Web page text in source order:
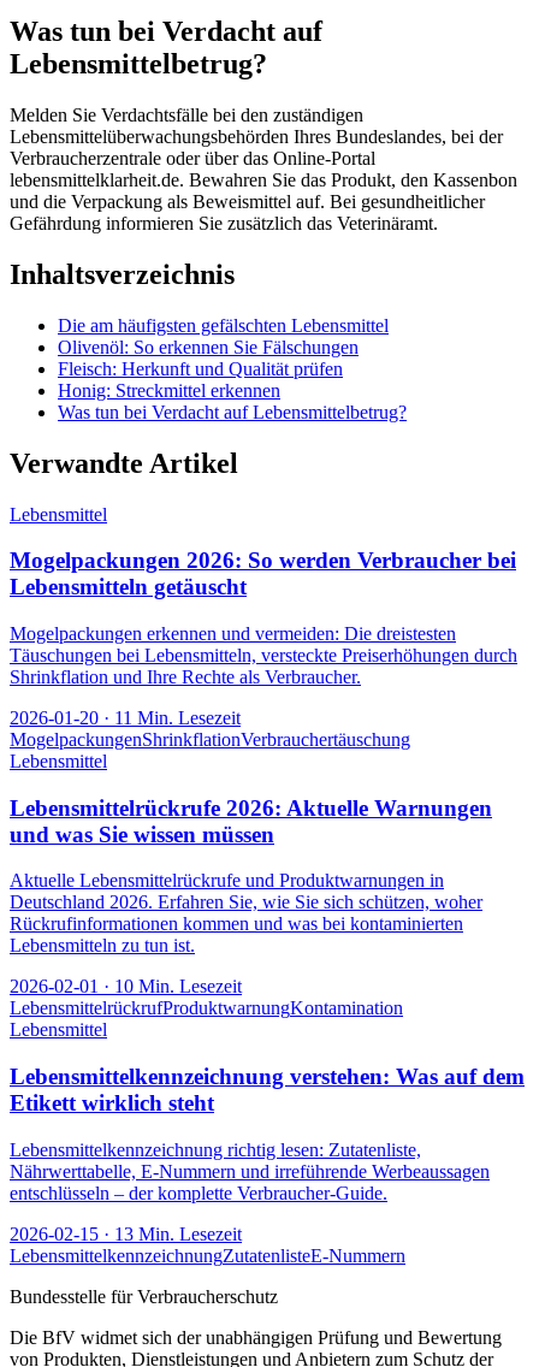
Was tun bei Verdacht auf
Lebensmittelbetrug?
Melden Sie Verdachtsfälle bei den zuständigen
Lebensmittelüberwachungsbehörden Ihres Bundeslandes, bei der
Verbraucherzentrale oder über das Online-Portal
lebensmittelklarheit.de. Bewahren Sie das Produkt, den Kassenbon
und die Verpackung als Beweismittel auf. Bei gesundheitlicher
Gefährdung informieren Sie zusätzlich das Veterinäramt.
Inhaltsverzeichnis
Die am häufigsten gefälschten Lebensmittel
Olivenöl: So erkennen Sie Fälschungen
Fleisch: Herkunft und Qualität prüfen
Honig: Streckmittel erkennen
Was tun bei Verdacht auf Lebensmittelbetrug?
Verwandte Artikel
Lebensmittel
Mogelpackungen 2026: So werden Verbraucher bei
Lebensmitteln getäuscht
Mogelpackungen erkennen und vermeiden: Die dreistesten
Täuschungen bei Lebensmitteln, versteckte Preiserhöhungen durch
Shrinkflation und Ihre Rechte als Verbraucher.
2026-01-20 · 11 Min. Lesezeit
MogelpackungenShrinkflationVerbrauchertäuschung
Lebensmittel
Lebensmittelrückrufe 2026: Aktuelle Warnungen
und was Sie wissen müssen
Aktuelle Lebensmittelrückrufe und Produktwarnungen in
Deutschland 2026. Erfahren Sie, wie Sie sich schützen, woher
Rückrufinformationen kommen und was bei kontaminierten
Lebensmitteln zu tun ist.
2026-02-01 · 10 Min. Lesezeit
LebensmittelrückrufProduktwarnungKontamination
Lebensmittel
Lebensmittelkennzeichnung verstehen: Was auf dem
Etikett wirklich steht
Lebensmittelkennzeichnung richtig lesen: Zutatenliste,
Nährwerttabelle, E-Nummern und irreführende Werbeaussagen
entschlüsseln – der komplette Verbraucher-Guide.
2026-02-15 · 13 Min. Lesezeit
LebensmittelkennzeichnungZutatenlisteE-Nummern
Bundesstelle für Verbraucherschutz
Die BfV widmet sich der unabhängigen Prüfung und Bewertung
von Produkten, Dienstleistungen und Anbietern zum Schutz der